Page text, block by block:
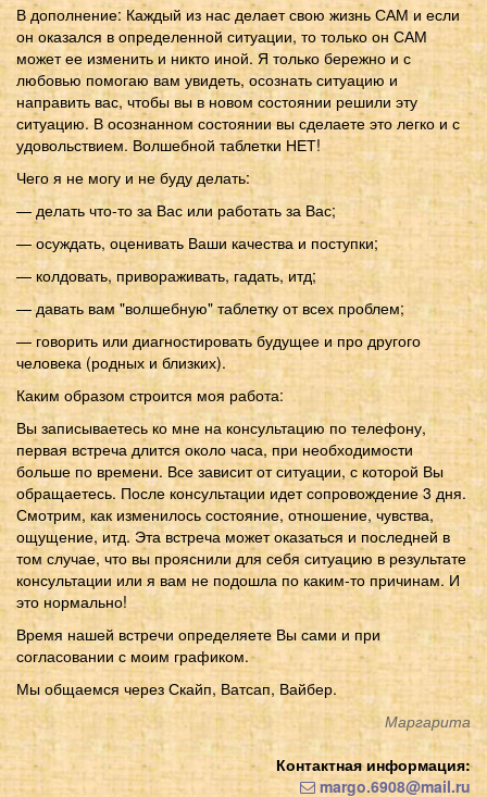
В дополнение: Каждый из нас делает свою жизнь САМ и если
он оказался в определенной ситуации, то только он САМ
может ее изменить и никто иной. Я только бережно и с
любовью помогаю вам увидеть, осознать ситуацию и
направить вас, чтобы вы в новом состоянии решили эту
ситуацию. В осознанном состоянии вы сделаете это легко и с
удовольствием. Волшебной таблетки НЕТ!
Чего я не могу и не буду делать:
— делать что-то за Вас или работать за Вас;
— осуждать, оценивать Ваши качества и поступки;
— колдовать, привораживать, гадать, итд;
— давать вам "волшебную" таблетку от всех проблем;
— говорить или диагностировать будущее и про другого
человека (родных и близких).
Каким образом строится моя работа:
Вы записываетесь ко мне на консультацию по телефону,
первая встреча длится около часа, при необходимости
больше по времени. Все зависит от ситуации, с которой Вы
обращаетесь. После консультации идет сопровождение 3 дня.
Смотрим, как изменилось состояние, отношение, чувства,
ощущение, итд. Эта встреча может оказаться и последней в
том случае, что вы прояснили для себя ситуацию в результате
консультации или я вам не подошла по каким-то причинам. И
это нормально!
Время нашей встречи определяете Вы сами и при
согласовании с моим графиком.
Мы общаемся через Скайп, Ватсап, Вайбер.
Маргарита
Контактная информация:
margo.6908@mail.ru